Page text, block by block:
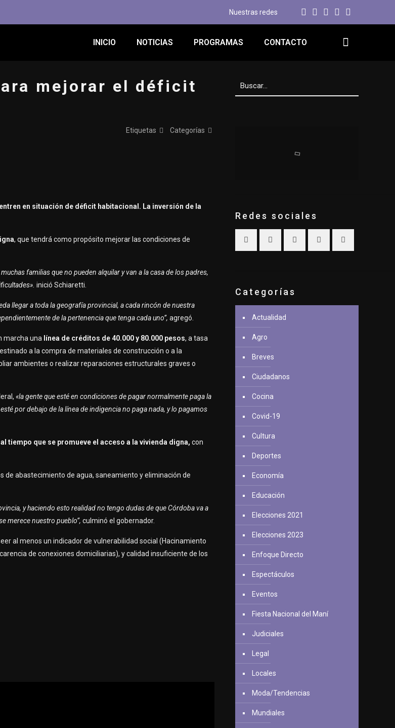
Nuestras redes
INICIO NOTICIAS PROGRAMAS CONTACTO
mejorar el déficit
Categorías
Etiquetas
en situación de déficit habitacional. La inversión de la
, que tendrá como propósito mejorar las condiciones de
familias que no pueden alquilar y van a la casa de los padres,
inició Schiaretti.
llegar a toda la geografía provincial, a cada rincón de nuestra
de la pertenencia que tenga cada uno”,agregó.
marcha una línea de créditos de 40.000 y 80.000 pesos, a tasa
a la compra de materiales de construcción o a la
ambientes o realizar reparaciones estructurales graves o
«la gente que esté en condiciones de pagar normalmente paga la
por debajo de la línea de indigencia no paga nada, y lo pagamos
tiempo que se promueve el acceso a la vivienda digna, con
de abastecimiento de agua, saneamiento y eliminación de
y haciendo esto realidad no tengo dudas de que Córdoba va a
merece nuestro pueblo”,culminó el gobernador.
al menos un indicador de vulnerabilidad social (Hacinamiento
de conexiones domiciliarias), y calidad insuficiente de los
Redes sociales
Categorías
Actualidad
Agro
Breves
Ciudadanos
Cocina
Covid-19
Cultura
Deportes
Economía
Educación
Elecciones 2021
Elecciones 2023
Enfoque Directo
Espectáculos
Eventos
Fiesta Nacional del Maní
Judiciales
Legal
Locales
Moda/Tendencias
Mundiales